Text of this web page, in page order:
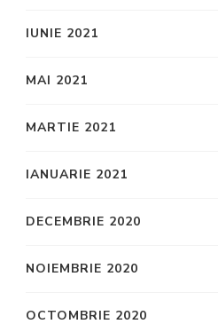
IUNIE 2021
MAI 2021
MARTIE 2021
IANUARIE 2021
DECEMBRIE 2020
NOIEMBRIE 2020
OCTOMBRIE 2020